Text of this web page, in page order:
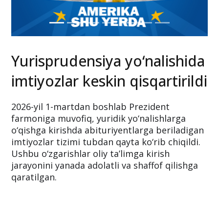
Yurisprudensiya yo‘nalishida
imtiyozlar keskin qisqartirildi
2026-yil 1-martdan boshlab Prezident
farmoniga muvofiq, yuridik yo‘nalishlarga
o‘qishga kirishda abituriyentlarga beriladigan
imtiyozlar tizimi tubdan qayta ko‘rib chiqildi.
Ushbu o‘zgarishlar oliy ta’limga kirish
jarayonini yanada adolatli va shaffof qilishga
qaratilgan.